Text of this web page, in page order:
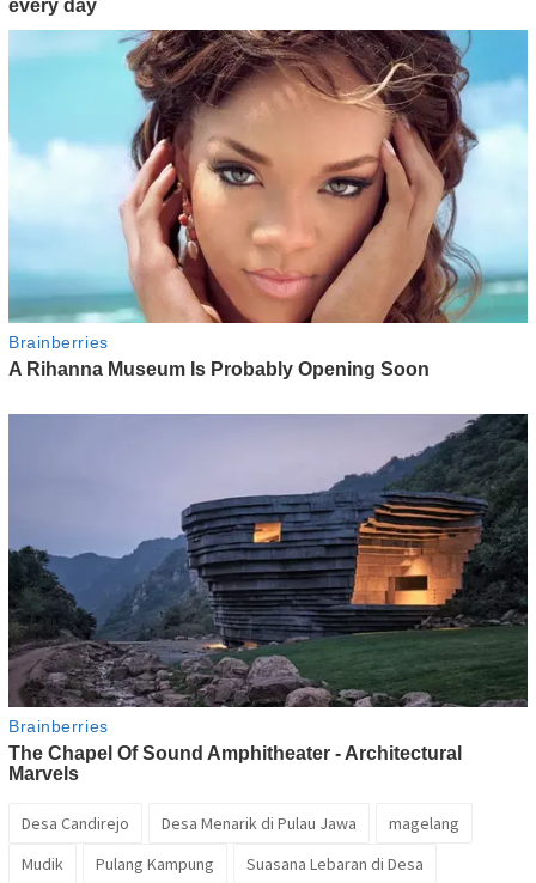
Desa Candirejo Desa Menarik di Pulau Jawa
magelang
Mudik
Pulang Kampung Suasana Lebaran di Desa